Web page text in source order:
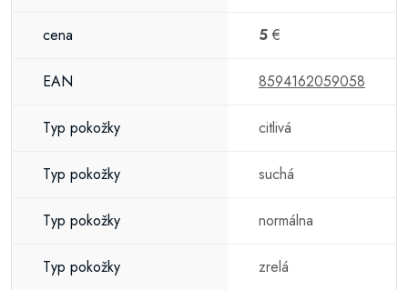
cena 5 €
EAN 8594162059058
Typ pokožky citlivá
Typ pokožky suchá
Typ pokožky normálna
Typ pokožky zrelá